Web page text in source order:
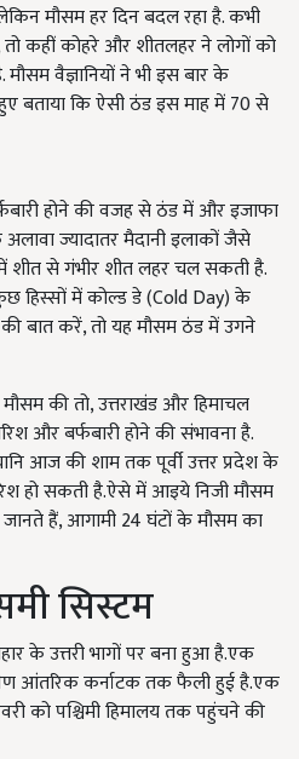
मौसम हर दिन बदल रहा है. कभी
कहीं कोहरे और शीतलहर ने लोगों को
वैज्ञानियों ने भी इस बार के
बताया कि ऐसी ठंड इस माह में 70 से
होने की वजह से ठंड में और इजाफा
ज्यादातर मैदानी इलाकों जैसे
शीत से गंभीर शीत लहर चल सकती है.
हिस्सों में कोल्ड डे (Cold Day) के
बात करें, तो यह मौसम ठंड में उगने
की तो, उत्तराखंड और हिमाचल
और बर्फबारी होने की संभावना है.
आज की शाम तक पूर्वी उत्तर प्रदेश के
हो सकती है.ऐसे में आइये निजी मौसम
हैं, आगामी 24 घंटों के मौसम का
सिस्टम
के उत्तरी भागों पर बना हुआ है.एक
आंतरिक कर्नाटक तक फैली हुई है.एक
को पश्चिमी हिमालय तक पहुंचने की